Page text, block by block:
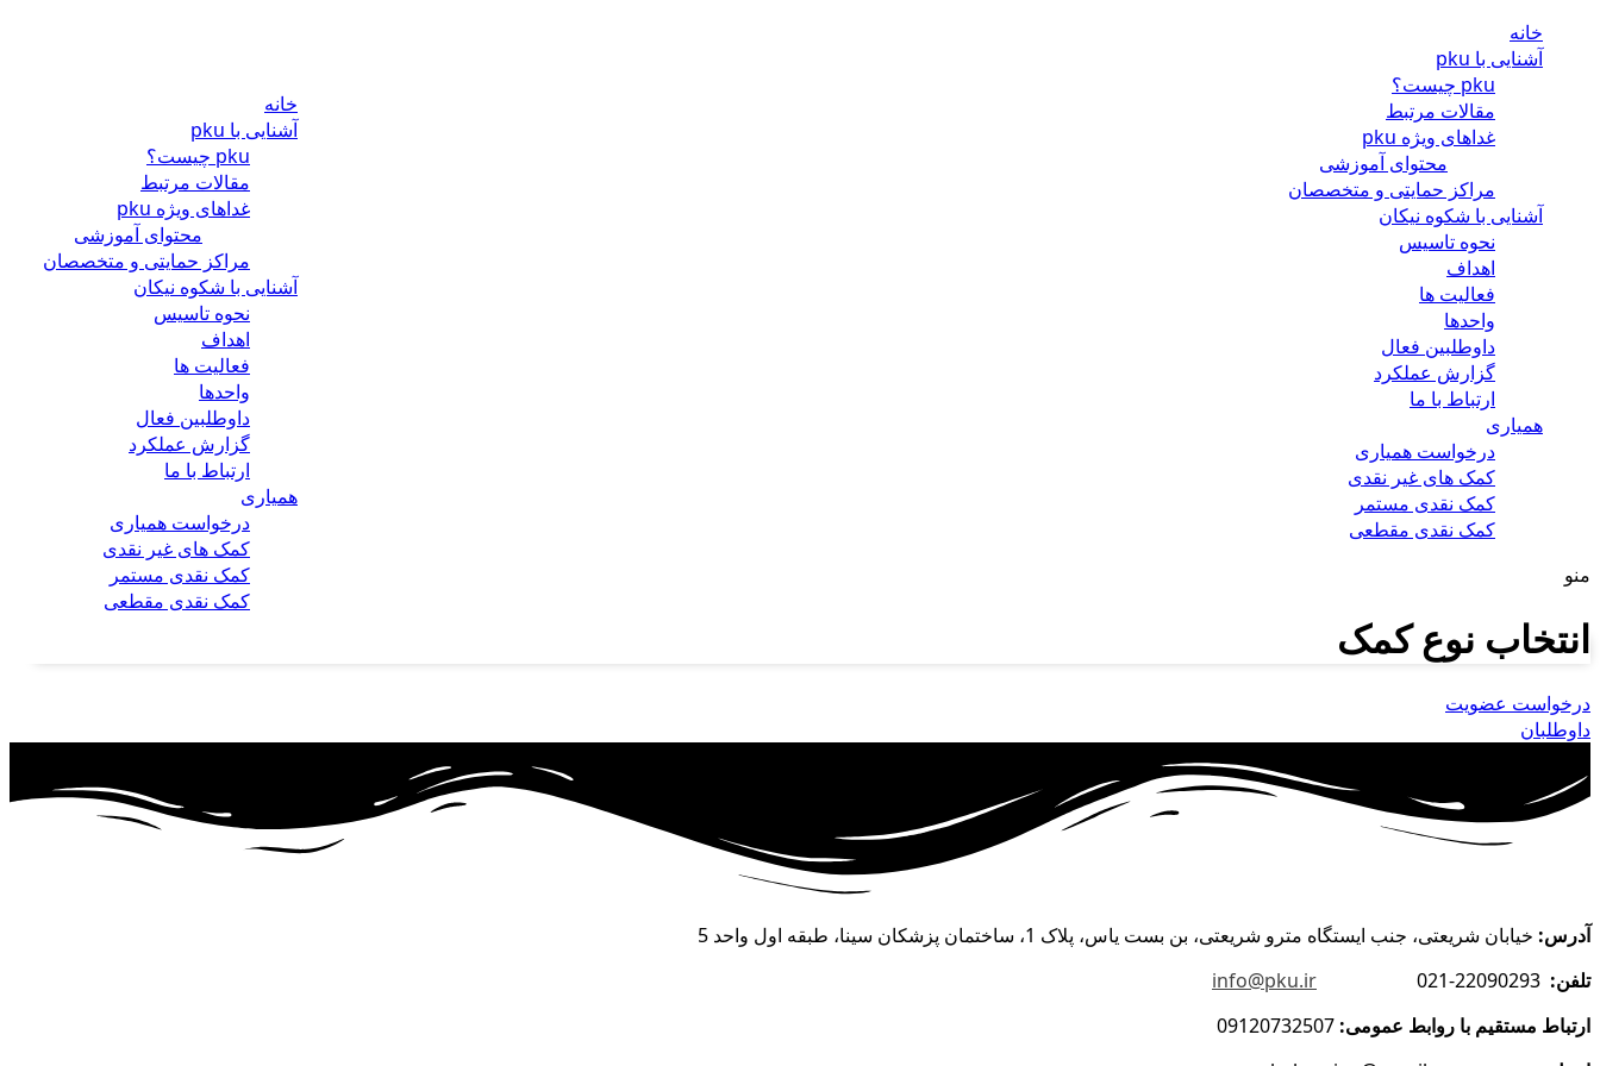
خانه
آشنایی با pku
pku چیست؟
مقالات مرتبط
غداهای ویژه pku
محتوای آموزشی
مراکز حمایتی و متخصصان
آشنایی با شکوه نیکان
نحوه تاسیس
اهداف
فعالیت ها
واحدها
داوطلبین فعال
گزارش عملکرد
ارتباط با ما
همیاری
درخواست همیاری
کمک های غیر نقدی
کمک نقدی مستمر
کمک نقدی مقطعی
منو
خانه
آشنایی با pku
pku چیست؟
مقالات مرتبط
غداهای ویژه pku
محتوای آموزشی
مراکز حمایتی و متخصصان
آشنایی با شکوه نیکان
نحوه تاسیس
اهداف
فعالیت ها
واحدها
داوطلبین فعال
گزارش عملکرد
ارتباط با ما
همیاری
درخواست همیاری
کمک های غیر نقدی
کمک نقدی مستمر
کمک نقدی مقطعی
انتخاب نوع کمک
درخواست عضویت
داوطلبان
آدرس: خیابان شریعتی، جنب ایستگاه مترو شریعتی، بن بست یاس، پلاک 1، ساختمان پزشکان سینا، طبقه اول واحد 5
تلفن:
info@pku.ir
ارتباط مستقیم با روابط عمومی: 09120732507